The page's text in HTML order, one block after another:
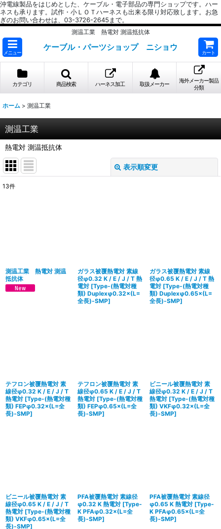
沖電線製品をはじめとした、ケーブル・電子部品の専門ショップです。ハー
ネスも承ります。試作・小ＬＯＴハーネスも出来る限り対応致します。お急
ぎのお問い合わせは、03-3726-2645まで。
測温工業 熱電対 測温抵抗体
メニュー
ケーブル・パーツショップ ニショウ
カート
カテゴリ 商品検索 ハーネス加工 取扱メーカー
海外メーカー製品
分類
ホーム > 測温工業
測温工業
熱電対 測温抵抗体
表示順変更
13件
測温工業 熱電対 測温
抵抗体
ガラス被覆熱電対 素線
径φ0.32 K / E / J / T 熱
電対 [Type-(熱電対種
類) Duplexφ0.32×(L=
全長)-SMP]
ガラス被覆熱電対 素線
径φ0.65 K / E / J / T 熱
電対 [Type-(熱電対種
類) Duplexφ0.65×(L=
全長)-SMP]
テフロン被覆熱電対 素
線径φ0.32 K / E / J / T
熱電対 [Type-(熱電対種
類) FEPφ0.32×(L=全
長)-SMP]
テフロン被覆熱電対 素
線径φ0.65 K / E / J / T
熱電対 [Type-(熱電対種
類) FEPφ0.65×(L=全
長)-SMP]
ビニール被覆熱電対 素
線径φ0.32 K / E / J / T
熱電対 [Type-(熱電対種
類) VKFφ0.32×(L=全
長)-SMP]
ビニール被覆熱電対 素
線径φ0.65 K / E / J / T
熱電対 [Type-(熱電対種
類) VKFφ0.65×(L=全
長)-SMP]
PFA被覆熱電対 素線径
φ0.32 K 熱電対 [Type-
K PFAφ0.32×(L=全
長)-SMP]
PFA被覆熱電対 素線径
φ0.65 K 熱電対 [Type-
K PFAφ0.65×(L=全
長)-SMP]